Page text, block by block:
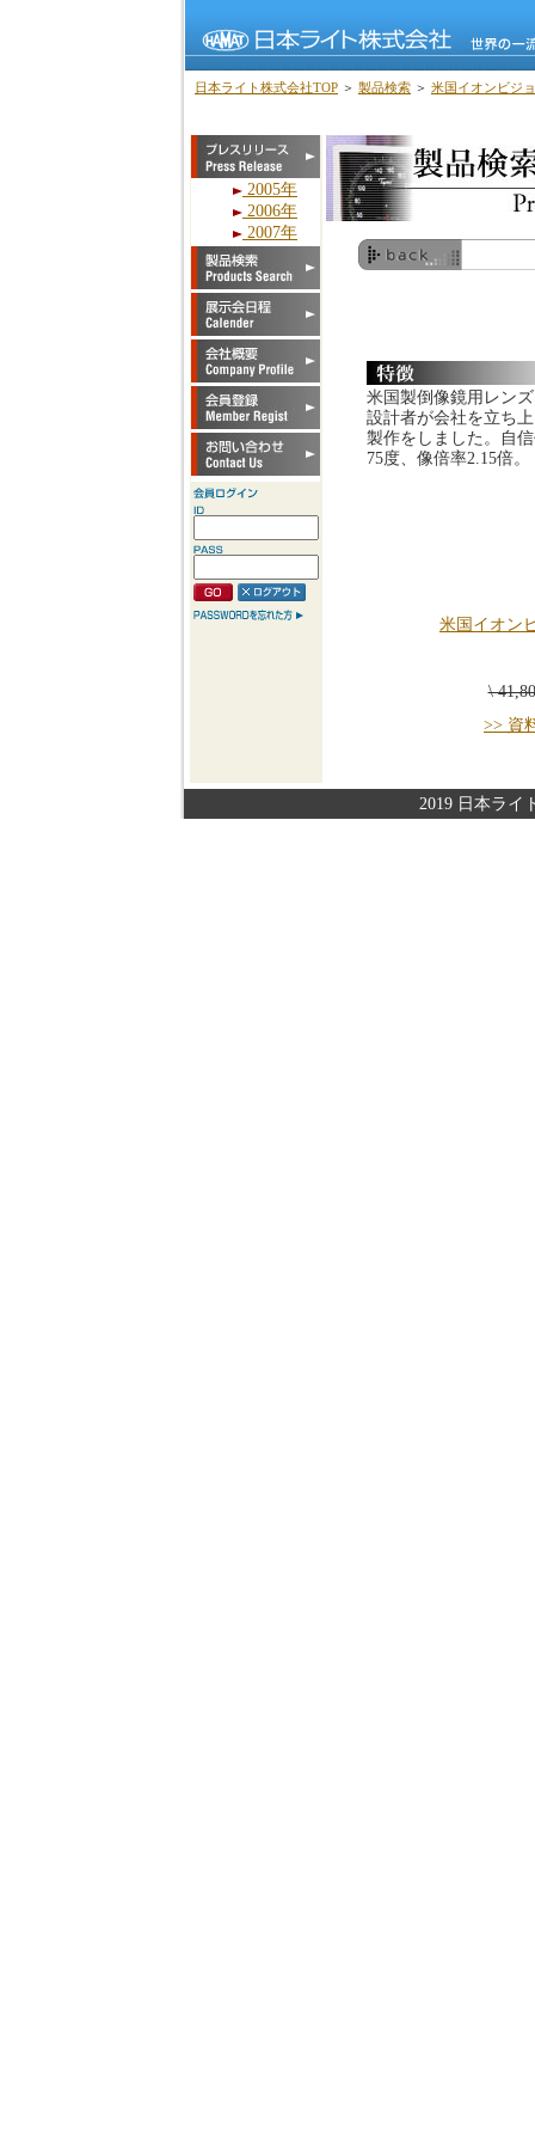
日本ライト株式会社TOP ＞ 製品検索 ＞ 米国イオンビジ
2005年
2006年
2007年
米国製倒像鏡用レン
設計者が会社を立ち
製作をしました。自
75度、像倍率2.15倍。
米国イオン
\
>> 資
2019 日本ライ